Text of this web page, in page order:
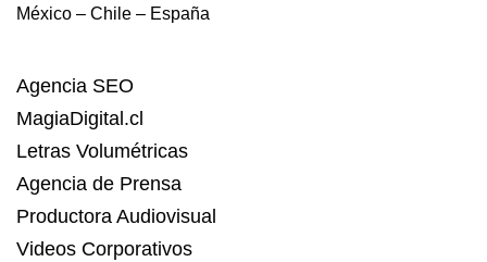
México – Chile – España
Agencia SEO
MagiaDigital.cl
Letras Volumétricas
Agencia de Prensa
Productora Audiovisual
Videos Corporativos